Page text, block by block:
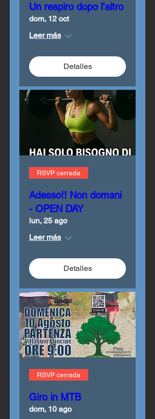
Un respiro dopo l’altro
dom, 12 oct
Leer más
Detalles
RSVP cerrada
Adesso!! Non domani
- OPEN DAY
lun, 25 ago
Leer más
Detalles
RSVP cerrada
Giro in MTB
dom, 10 ago